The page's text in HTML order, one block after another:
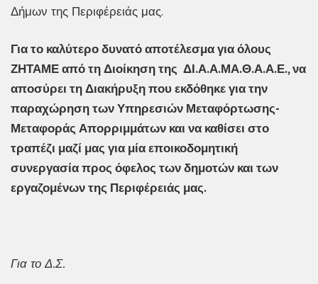
Δήμων της Περιφέρειάς μας.
Για το καλύτερο δυνατό αποτέλεσμα για όλους
ΖΗΤΑΜΕ από τη Διοίκηση της ΔΙ.Α.Α.ΜΑ.Θ.Α.Α.Ε., να
αποσύρει τη Διακήρυξη που εκδόθηκε για την
παραχώρηση των Υπηρεσιών Μεταφόρτωσης-
Μεταφοράς Απορριμμάτων και να καθίσει στο
τραπέζι μαζί μας για μία εποικοδομητική
συνεργασία προς όφελος των δημοτών και των
εργαζομένων της Περιφέρειάς μας.
Για το Δ.Σ.